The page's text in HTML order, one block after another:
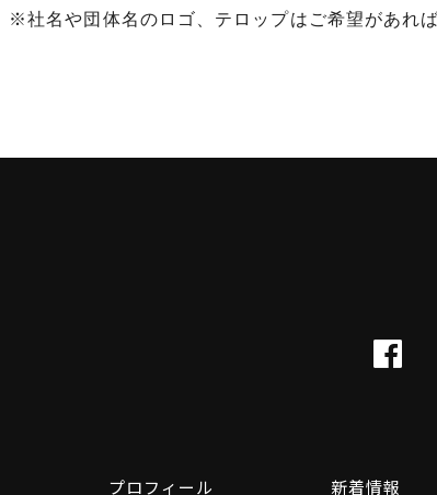
※社名や団体名のロゴ、テロップはご希望があれ
プロフィール 新着情報